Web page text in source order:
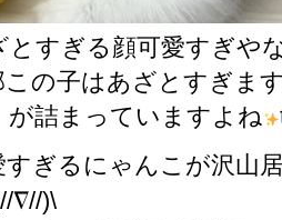
とすぎる顔可愛すぎや
の子はあざとすぎま
が詰まっていますよね
ぎるにゃんこが沢山
∇//)\